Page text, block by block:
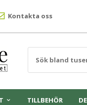
Kontakta oss
TILLBEHÖR